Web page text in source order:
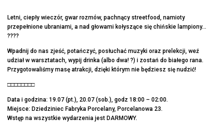
Letni, ciepły wieczór, gwar rozmów, pachnący streetfood, namioty
przepełnione ubraniami, a nad głowami kołyszące się chińskie lampiony…
????
Wpadnij do nas zjeść, potańczyć, posłuchać muzyki oraz prelekcji, weź
udział w warsztatach, wypij drinka (albo dwa! ?) i zostań do białego rana.
Przygotowaliśmy masę atrakcji, dzięki którym nie będziesz się nudzić!
□□□□□□□□
Data i godzina: 19.07 (pt.), 20.07 (sob.), godz 18:00 – 02:00.
Miejsce: Dziedziniec Fabryka Porcelany, Porcelanowa 23.
Wstęp na wszystkie wydarzenia jest DARMOWY.